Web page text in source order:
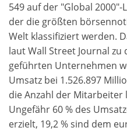
549 auf der "Global 2000"-
der die größten
Welt klassifiziert werden.
laut Wall Street Journal
geführten Unternehmen
Umsatz bei 1.526.897
die Anzahl der Mitarbeiter
Ungefähr 60 % des
erzielt, 19,2 % sind dem